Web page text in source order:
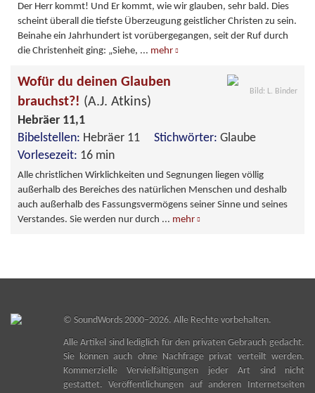
Der Herr kommt! Und Er kommt, wie wir glauben, sehr bald. Dies
scheint überall die tiefste Überzeugung geistlicher Christen zu sein.
Beinahe ein Jahrhundert ist vorübergegangen, seit der Ruf durch
die Christenheit ging: „Siehe, ... mehr
Bild: L. Binder
Wofür du deinen Glauben
brauchst?! (A.J. Atkins)
Hebräer 11,1
Bibelstellen: Hebräer 11 Stichwörter: Glaube
Vorlesezeit: 16 min
Alle christlichen Wirklichkeiten und Segnungen liegen völlig
außerhalb des Bereiches des natürlichen Menschen und deshalb
auch außerhalb des Fassungsvermögens seiner Sinne und seines
Verstandes. Sie werden nur durch ... mehr
© SoundWords2000–2026. Alle Rechte vorbehalten.
Alle Artikel sind lediglich für den privaten Gebrauch gedacht.
Sie können auch ohne Nachfrage privat verteilt werden.
Kommerzielle Vervielfältigungen jeder Art sind nicht
gestattet. Veröffentlichungen auf anderen Internetseiten